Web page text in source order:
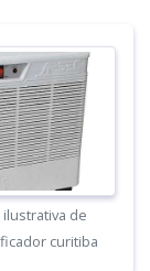
ilustrativa de
curitiba